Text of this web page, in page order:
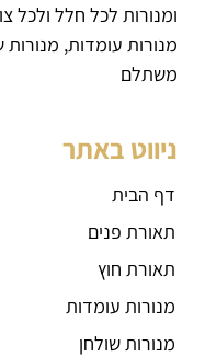
ומנורות לכל חלל ולכל
מנורות עומדות,
משתלם
ניווט באתר
דף הבית
תאורת פנים
תאורת חוץ
מנורות עומדות
מנורות שולחן